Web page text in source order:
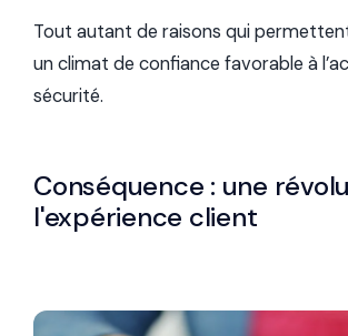
Tout autant de raisons qui
un climat de confiance favorable à
sécurité.
Conséquence : une
l'expérience client